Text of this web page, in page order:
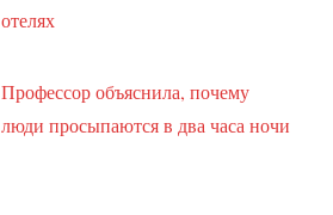
отелях
Профессор объяснила, почему
люди просыпаются в два часа ночи